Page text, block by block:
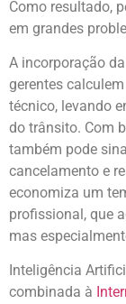
Como resultado,
em grandes
A incorporação
gerentes
técnico, levando
do trânsito. Com
também pode
cancelamento e
economiza um
profissional, que
mas
Inteligência
combinada à